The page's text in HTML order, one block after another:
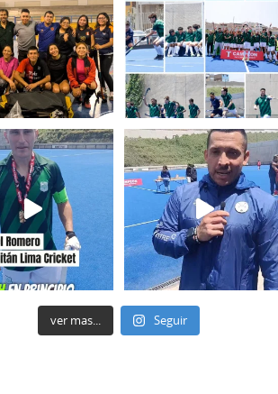
ver mas... Seguir